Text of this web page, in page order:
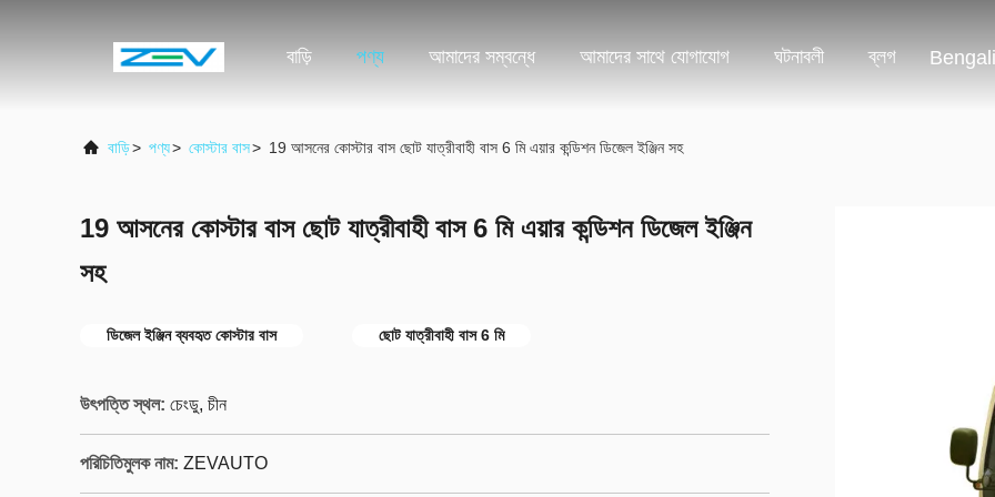
বাড়ি পণ্য আমাদের সম্বন্ধে আমাদের সাথে যোগাযোগ ঘটনাবলী ব্লগ Bengali
বাড়ি> পণ্য> কোস্টার বাস> 19 আসনের কোস্টার বাস ছোট যাত্রীবাহী বাস 6 মি এয়ার কন্ডিশন ডিজেল ইঞ্জিন সহ
19 আসনের কোস্টার বাস ছোট যাত্রীবাহী বাস 6 মি এয়ার কন্ডিশন ডিজেল ইঞ্জিন
সহ
ডিজেল ইঞ্জিন ব্যবহৃত কোস্টার বাস ছোট যাত্রীবাহী বাস 6 মি
উৎপত্তি স্থল: চেংডু, চীন
পরিচিতিমুলক নাম: ZEVAUTO